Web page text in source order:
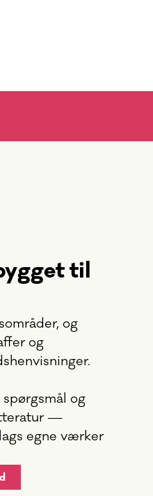
til
og
og
og
—
egne værker